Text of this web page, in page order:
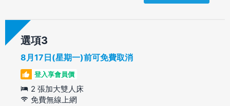
選項
8月17日(星期一)前可免費取消
登入享會員價
2 張加大雙人床
免費無線上網